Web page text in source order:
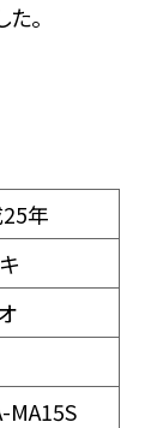
。
年
MA15S